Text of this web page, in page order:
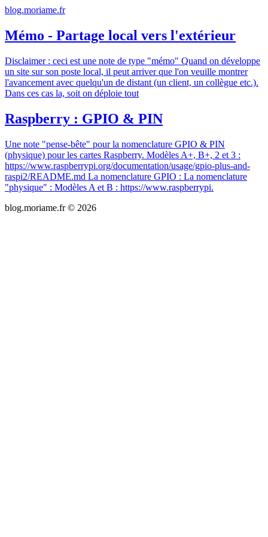
blog.moriame.fr
Mémo - Partage local vers l'extérieur
Disclaimer : ceci est une note de type "mémo" Quand on développe
un site sur son poste local, il peut arriver que l'on veuille montrer
l'avancement avec quelqu'un de distant (un client, un collègue etc.).
Dans ces cas la, soit on déploie tout
Raspberry : GPIO & PIN
Une note "pense-bête" pour la nomenclature GPIO & PIN
(physique) pour les cartes Raspberry. Modèles A+, B+, 2 et 3 :
https://www.raspberrypi.org/documentation/usage/gpio-plus-and-
raspi2/README.md La nomenclature GPIO : La nomenclature
"physique" : Modèles A et B : https://www.raspberrypi.
blog.moriame.fr © 2026